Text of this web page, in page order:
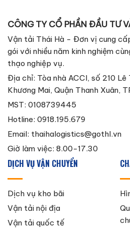
CÔNG TY CỔ PHẦN ĐẦU TƯ
Vận tải Thái Hà - Đơn vị cung
gói với nhiều năm kinh nghiệm
thạo nghiệp vụ.
Địa chỉ: Tòa nhà ACCI, số 210 Lê
Khương Mai, Quận Thanh Xuân,
MST: 0108739445
Hotline: 0918.195.679
Email: thaihalogistics@gothl.vn
Giờ làm việc: 8.00-17.30
DỊCH VỤ VẬN CHUYỂN
Dịch vụ kho bãi
Vận tải nội địa
Vận tải quốc tế